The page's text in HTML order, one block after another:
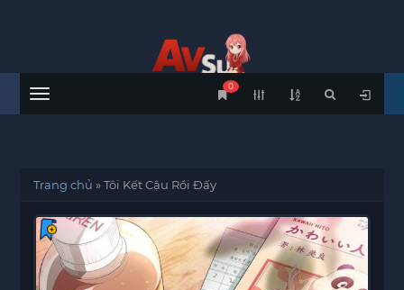
Menu
0
Trang chủ »Tôi Kết Cậu Rồi Đấy